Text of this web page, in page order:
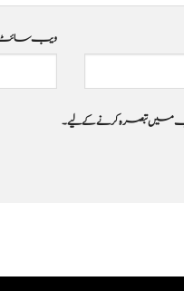
ویب‌
جب میں تبصرہ کرنے کےلیے۔